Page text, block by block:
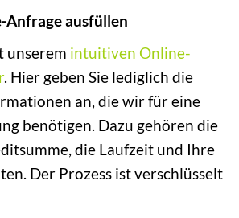
Anfrage ausfüllen
unserem intuitiven Online-
. Hier geben Sie lediglich die
an, die wir für eine
benötigen. Dazu gehören die
die Laufzeit und Ihre
Der Prozess ist verschlüsselt